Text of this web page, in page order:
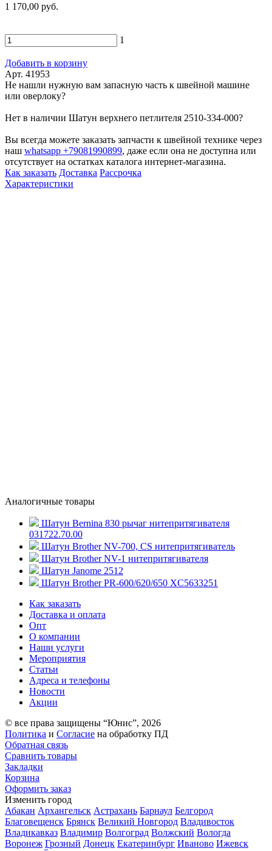
1 170,00 руб.
1
Добавить в корзину
Арт. 41953
Не нашли нужную вам запасную часть к швейной машине
или оверлоку?
Нет в наличии Шатун верхнего петлителя 2510-334-000?
Вы всегда можете заказать запчасти к швейной технике через
наш whatsapp +79081990899, даже если она не доступна или
отсутствует на остатках каталога интернет-магазина.
Как заказать Доставка Рассрочка
Характеристики
Аналогичные товары
Шатун Bernina 830 рычаг нитепритягивателя
031722.70.00
Шатун Brother NV-700, CS нитепритягиватель
Шатун Brother NV-1 нитепритягивателя
Шатун Janome 2512
Шатун Brother PR-600/620/650 XC5633251
Как заказать
Доставка и оплата
Опт
О компании
Наши услуги
Мероприятия
Статьи
Адреса и телефоны
Новости
Акции
© все права защищены “Юнис”, 2026
Политика и Согласие на обработку ПД
Обратная связь
Сравнить товары
Закладки
Корзина
Оформить заказ
Изменить город
Абакан Архангельск Астрахань Барнаул Белгород
Благовещенск Брянск Великий Новгород Владивосток
Владикавказ Владимир Волгоград Волжский Вологда
Воронеж Грозный Донецк Екатеринбург Иваново Ижевск